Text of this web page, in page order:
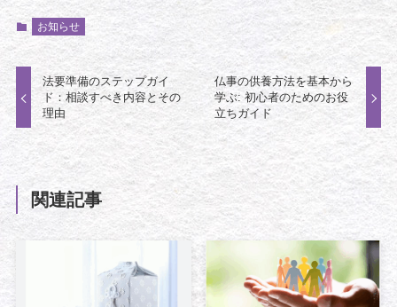
お知らせ
法要準備のステップガイ
ド：相談すべき内容とその
理由
仏事の供養方法を基本から
学ぶ: 初心者のためのお役
立ちガイド
関連記事